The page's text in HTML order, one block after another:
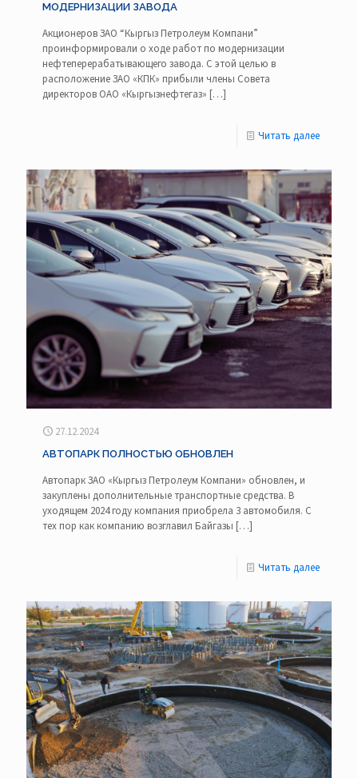
МОДЕРНИЗАЦИИ ЗАВОДА
Акционеров ЗАО “Кыргыз Петролеум Компани”
проинформировали о ходе работ по модернизации
нефтеперерабатывающего завода. С этой целью в
расположение ЗАО «КПК» прибыли члены Совета
директоров ОАО «Кыргызнефтегаз» […]
Читать далее
27.12.2024
АВТОПАРК ПОЛНОСТЬЮ ОБНОВЛЕН
Автопарк ЗАО «Кыргыз Петролеум Компани» обновлен, и
закуплены дополнительные транспортные средства. В
уходящем 2024 году компания приобрела 3 автомобиля. С
тех пор как компанию возглавил Байгазы […]
Читать далее